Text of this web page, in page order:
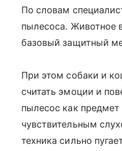
По словам
пылесоса. Животное
базовый защитный
При этом собаки и
считать эмоции и
пылесос как
чувствительным
техника сильно